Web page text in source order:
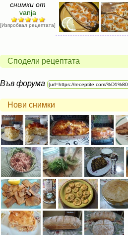
снимки от
vanja
[Изпробвал рецептата]
Сподели рецептата
Във форума
Нови снимки